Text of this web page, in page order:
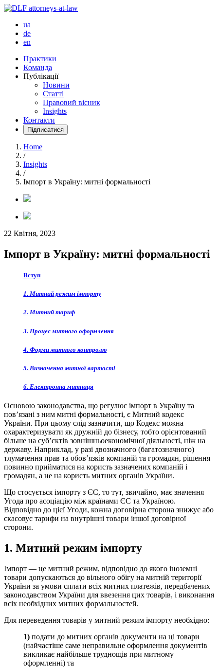
ua
de
en
Практики
Команда
Публікації
Новини
Статті
Правовий вісник
Insights
Контакти
Підписатися
Home
/
Insights
/
Імпорт в Україну: митні формальності
22 Квітня, 2023
Імпорт в Україну: митні формальності
Вступ
1. Митний режим імпорту
2. Митний тариф
3. Процес митного оформлення
4. Форми митного контролю
5. Визначення митної вартості
6. Електронна митниця
Основою законодавства, що регулює імпорт в Україну та
пов’язані з ним митні формальності, є Митний кодекс
України. При цьому слід зазначити, що Кодекс можна
охарактеризувати як дружній до бізнесу, тобто орієнтований
більше на суб’єктів зовнішньоекономічної діяльності, ніж на
державу. Наприклад, у разі двозначного (багатозначного)
тлумачення прав та обов’язків компаній та громадян, рішення
повинно прийматися на користь зазначених компаній і
громадян, а не на користь митних органів України.
Що стосується імпорту з ЄС, то тут, звичайно, має значення
Угода про асоціацію між країнами ЄС та Україною.
Відповідно до цієї Угоди, кожна договірна сторона знижує або
скасовує тарифи на внутрішні товари іншої договірної
сторони.
1. Митний режим імпорту
Імпорт — це митний режим, відповідно до якого іноземні
товари допускаються до вільного обігу на митній території
України за умови сплати всіх митних платежів, передбачених
законодавством України для ввезення цих товарів, і виконання
всіх необхідних митних формальностей.
Для переведення товарів у митний режим імпорту необхідно:
1) подати до митних органів документи на ці товари
(найчастіше саме неправильне оформлення документів
викликає найбільше труднощів при митному
оформленні) та